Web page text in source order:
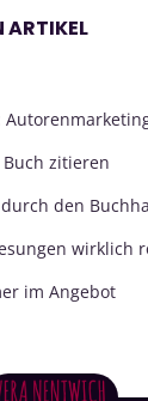
ARTIKEL
zitieren
den
wirklich
im Angebot